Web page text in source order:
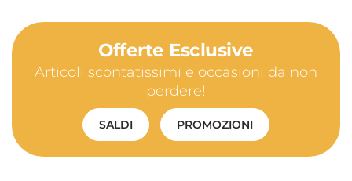
Offerte Esclusive
Articoli scontatissimi e occasioni da non
perdere!
SALDI PROMOZIONI